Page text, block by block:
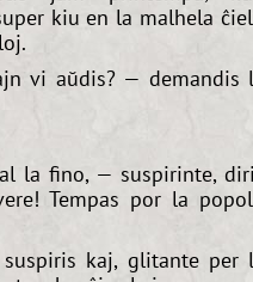
kiu en la malhela
vi aŭdis? — demandis
la fino, — suspirinte,
Tempas por la
kaj, glitante per